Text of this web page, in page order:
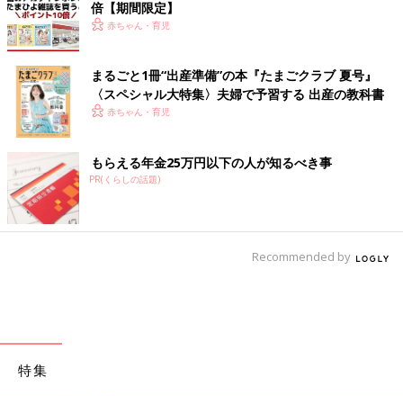
倍【期間限定】
赤ちゃん・育児
まるごと1冊“出産準備”の本『たまごクラブ 夏号』
〈スペシャル大特集〉夫婦で予習する 出産の教科書
赤ちゃん・育児
もらえる年金25万円以下の人が知るべき事
PR(くらしの話題)
Recommended by
特集